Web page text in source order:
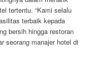
tertentu. “Kami selalu
terbaik kepada
bersih hingga restoran
seorang manajer hotel di